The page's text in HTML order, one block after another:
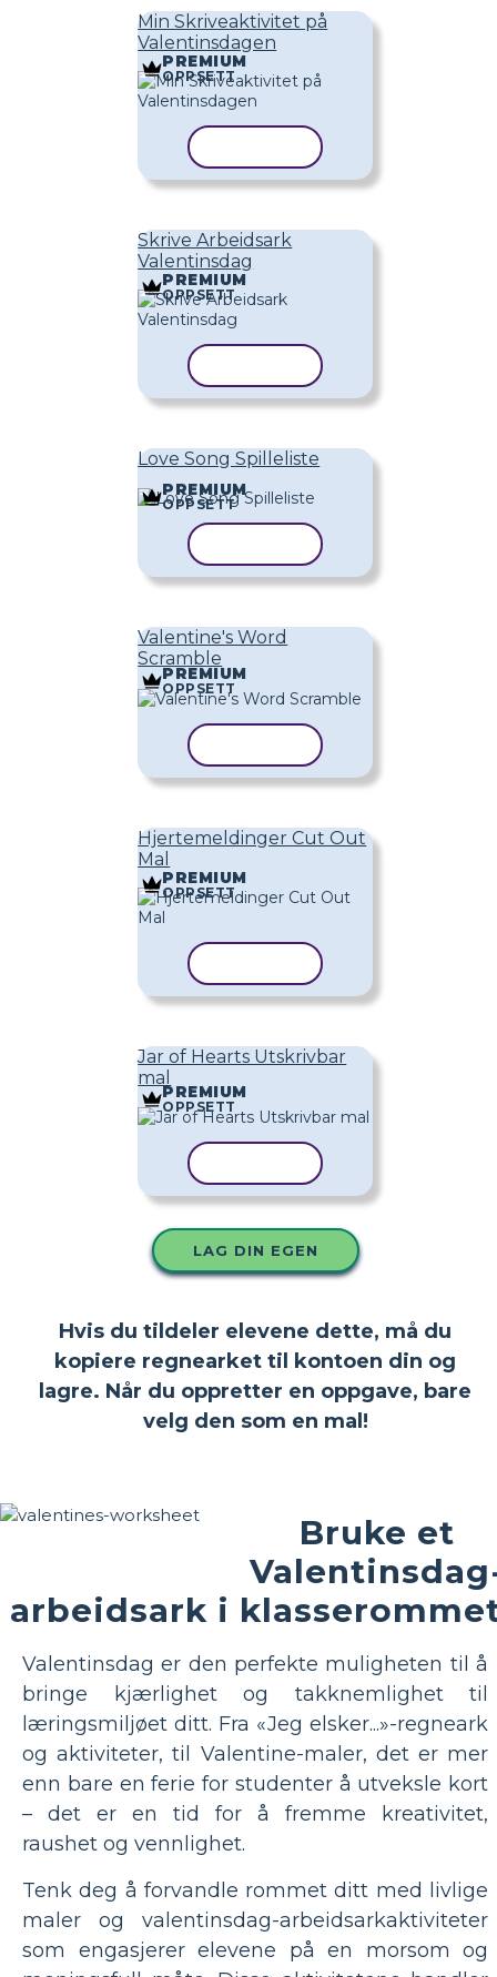
Min Skriveaktivitet på
Valentinsdagen
PREMIUM
OPPSETT
Skrive Arbeidsark
Valentinsdag
PREMIUM
OPPSETT
Love Song Spilleliste
PREMIUM
OPPSETT
Valentine's Word
Scramble
PREMIUM
OPPSETT
Hjertemeldinger Cut Out
Mal
PREMIUM
OPPSETT
Jar of Hearts Utskrivbar
mal
PREMIUM
OPPSETT
LAG DIN EGEN
Hvis du tildeler elevene dette, må du
kopiere regnearket til kontoen din og
lagre. Når du oppretter en oppgave, bare
velg den som en mal!
Bruke et
arbeidsark i
Valentinsdag er den perfekte muligheten til å
bringe kjærlighet og takknemlighet til
læringsmiljøet ditt. Fra «Jeg elsker...»-regneark
og aktiviteter, til Valentine-maler, det er mer
enn bare en ferie for studenter å utveksle kort
– det er en tid for å fremme kreativitet,
raushet og vennlighet.
Tenk deg å forvandle rommet ditt med livlige
maler og valentinsdag-arbeidsarkaktiviteter
som engasjerer elevene på en morsom og